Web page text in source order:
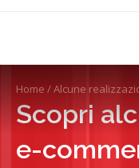
Home /Alcune
Scopri
e-